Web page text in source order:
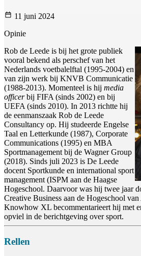
11 juni 2024
Opinie
Rob de Leede is bij het grote publiek
vooral bekend als perschef van het
Nederlands voetbalelftal (1995-2004) en
van zijn werk bij KNVB Communicatie
(1988-2013). Momenteel is hij media
officerbij FIFA (sinds 2002) en bij
UEFA (sinds 2010). In 2013 richtte hij
de eenmanszaak Rob de Leede
Consultancy op. Hij studeerde Engelse
Taal en Letterkunde (1987), Corporate
Communications (1995) en MBA
Sportmanagement bij de Wagner Group
(2018). Sinds juli 2023 is De Leede
docent Sportkunde en international sport
management (ISPM aan de Haagse
Hogeschool. Daarvoor was hij twee jaar
Creative Business aan de Hogeschool
Knowhow XL becommentarieert hij met
opviel in de berichtgeving over sport.
Rellen